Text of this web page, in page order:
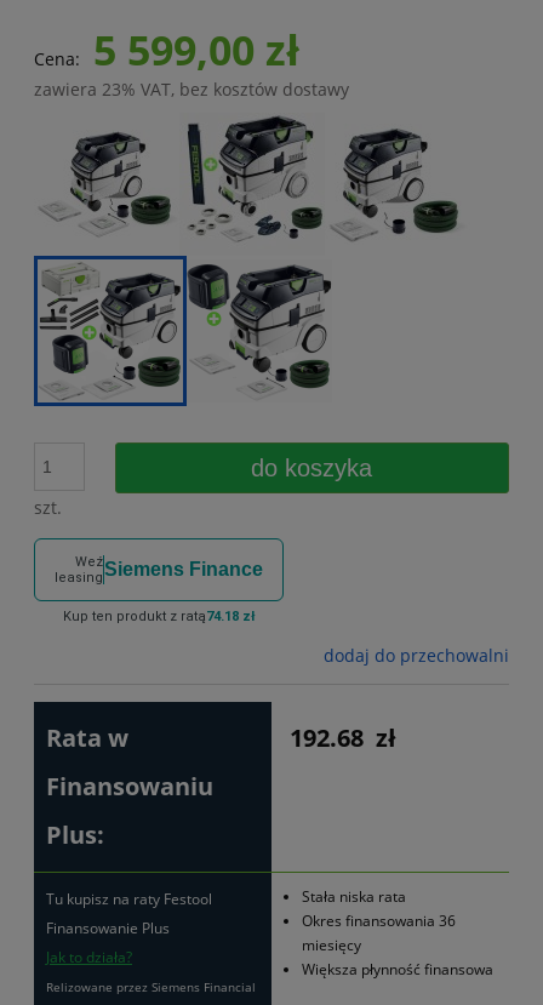
Cena: 5 599,00 zł
zawiera 23% VAT, bez kosztów dostawy
szt.
do koszyka
Weź
leasingSiemens Finance
Kup ten produkt z ratą74.18 zł
dodaj do przechowalni
Rata w
Finansowaniu
Plus:
192.68 zł
Tu kupisz na raty Festool
Finansowanie Plus
Jak to działa?
Relizowane przez Siemens Financial
Stała niska rata
Okres finansowania 36
miesięcy
Większa płynność finansowa